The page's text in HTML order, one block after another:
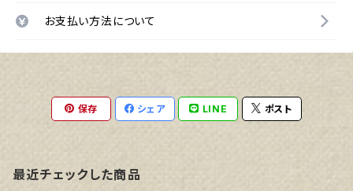
お支払い方法について
保存 シェア LINE ポスト
最近チェックした商品